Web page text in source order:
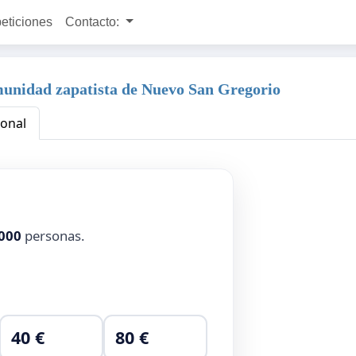
Contacto:
zapatista de Nuevo San Gregorio
personas.
40 € 80 €